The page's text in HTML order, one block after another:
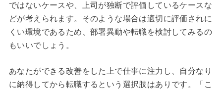
ではないケースや、上司が独断で評価しているケースな
どが考えられます。そのような場合は適切に評価されに
くい環境であるため、部署異動や転職を検討してみるの
もいいでしょう。
あなたができる改善をした上で仕事に注力し、自分なり
に納得してから転職するという選択肢はありです。「こ